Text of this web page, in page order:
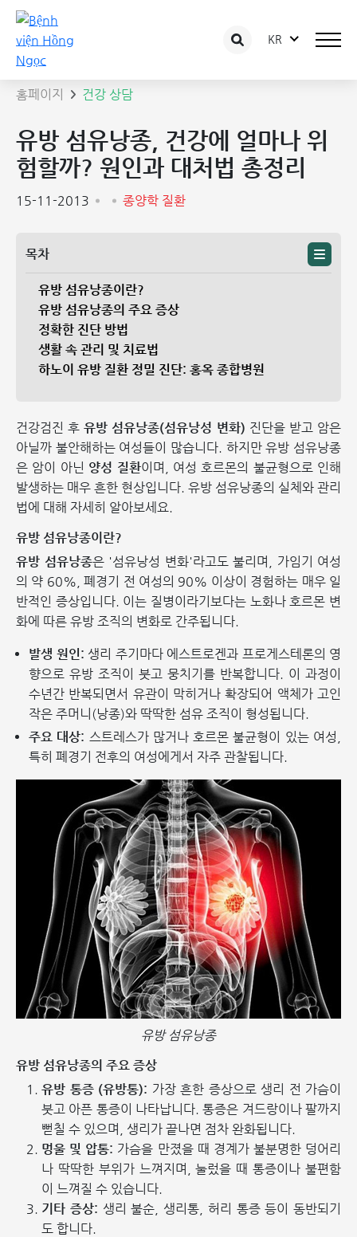
KR
상담 글 상세보기
홈페이지 건강 상담
유방 섬유낭종, 건강에 얼마나 위
험할까? 원인과 대처법 총정리
15-11-2013 종양학 질환
목차
유방 섬유낭종이란?
유방 섬유낭종의 주요 증상
정확한 진단 방법
생활 속 관리 및 치료법
하노이 유방 질환 정밀 진단: 홍옥 종합병원
건강검진 후유방 섬유낭종(섬유낭성 변화) 진단을 받고 암은
아닐까 불안해하는 여성들이 많습니다. 하지만 유방 섬유낭종
은 암이 아닌 양성 질환이며, 여성 호르몬의 불균형으로 인해
발생하는 매우 흔한 현상입니다. 유방 섬유낭종의 실체와 관리
법에 대해 자세히 알아보세요.
유방 섬유낭종이란?
유방 섬유낭종은 '섬유낭성 변화'라고도 불리며, 가임기 여성
의 약 60%, 폐경기 전 여성의 90% 이상이 경험하는 매우 일
반적인 증상입니다. 이는 질병이라기보다는 노화나 호르몬 변
화에 따른 유방 조직의 변화로 간주됩니다.
발생 원인: 생리 주기마다 에스트로겐과 프로게스테론의 영
향으로 유방 조직이 붓고 뭉치기를 반복합니다. 이 과정이
수년간 반복되면서 유관이 막히거나 확장되어 액체가 고인
작은 주머니(낭종)와 딱딱한 섬유 조직이 형성됩니다.
주요 대상: 스트레스가 많거나 호르몬 불균형이 있는 여성,
특히 폐경기 전후의 여성에게서 자주 관찰됩니다.
유방 섬유낭종
유방 섬유낭종의 주요 증상
유방 통증 (유방통): 가장 흔한 증상으로 생리 전 가슴이
붓고 아픈 통증이 나타납니다. 통증은 겨드랑이나 팔까지
뻗칠 수 있으며, 생리가 끝나면 점차 완화됩니다.
멍울 및 압통: 가슴을 만졌을 때 경계가 불분명한 덩어리
나 딱딱한 부위가 느껴지며, 눌렀을 때 통증이나 불편함
이 느껴질 수 있습니다.
기타 증상: 생리 불순, 생리통, 허리 통증 등이 동반되기
도 합니다.